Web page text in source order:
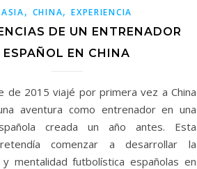
ASIA, CHINA,EXPERIENCIA
DE UN ENTRENADOR
ESPAÑOL EN CHINA
de 2015 viajé por primera vez a China
aventura como entrenador en una
creada un año antes. Esta
comenzar a desarrollar la
mentalidad futbolística españolas en